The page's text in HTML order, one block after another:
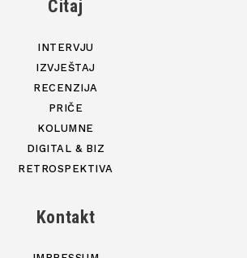
Čitaj
INTERVJU
IZVJEŠTAJ
RECENZIJA
PRIČE
KOLUMNE
DIGITAL & BIZ
RETROSPEKTIVA
Kontakt